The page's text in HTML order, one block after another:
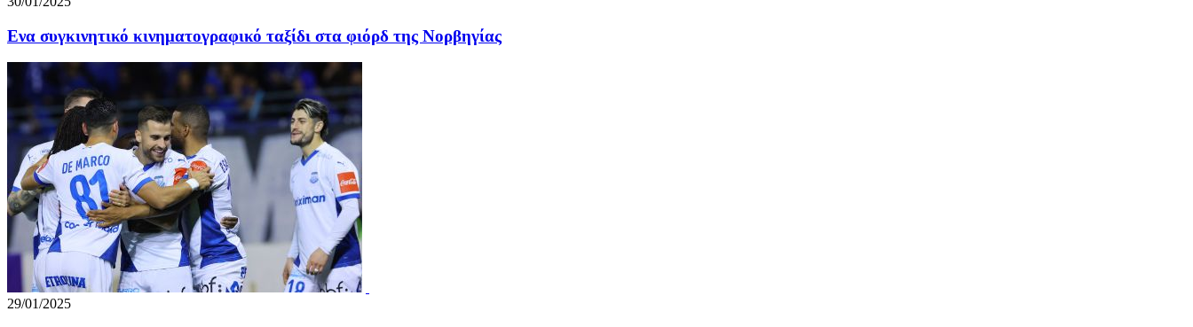
Ενα συγκινητικό κινηματογραφικό ταξίδι στα φιόρδ της Νορβηγίας
29/01/2025